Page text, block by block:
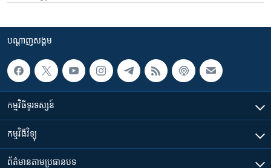
បណ្តាញ​សង្គម
កម្មវិធី​ទូរទស្សន៍
កម្មវិធី​វិទ្យុ
ព័ត៌មាន​តាមប្រធានបទ​